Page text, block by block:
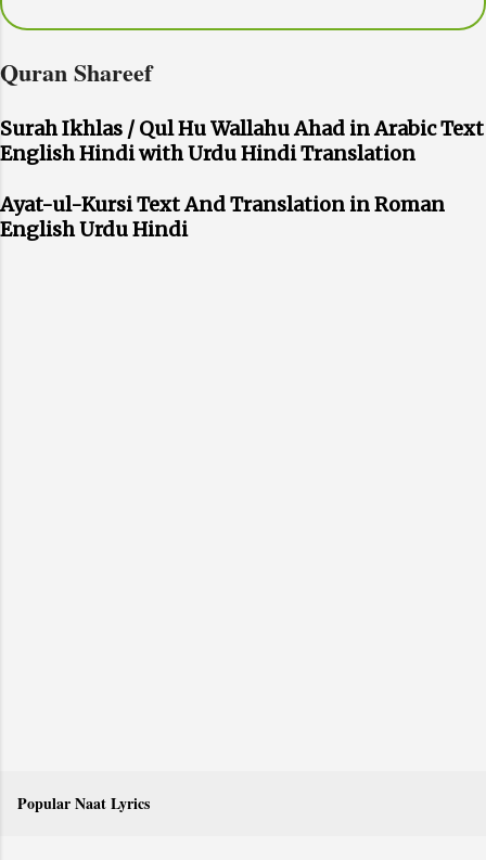
Quran Shareef
Surah Ikhlas / Qul Hu Wallahu Ahad in Arabic Text
English Hindi with Urdu Hindi Translation
Ayat-ul-Kursi Text And Translation in Roman
English Urdu Hindi
Popular Naat Lyrics